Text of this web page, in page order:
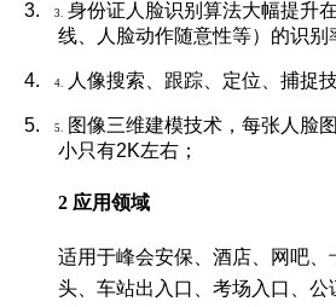
3. 3. 身份证人脸识别算法大幅提升
线、人脸动作随意性等）的识别
4. 4. 人像搜索、跟踪、定位、捕捉技
5. 5. 图像三维建模技术，每张人脸
小只有2K左右；
2 应用领域
适用于峰会安保、酒店、网吧
头、车站出入口、考场入口、